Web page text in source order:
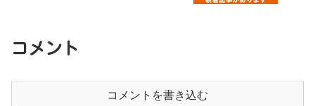
コメント
コメントを書き込む